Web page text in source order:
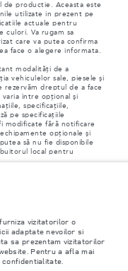
productie. Aceasta este
utilizate in prezent pe
actuale pentru
culori. Va rugam sa
care va putea confirma
face o alegere informata.
modalități de a
vehiculelor sale, piesele și
rezervăm dreptul de a face
varia între opțional și
specificațiile,
pe specificațiile
modificate fără notificare
opționale și
să nu fie disponibile
local pentru
VIN-ul vehiculului,
consumat, iar
despre energie și
vă rugăm să consultați
transmiterii datelor
sfârșitul lunii martie pentru
vizitatorilor o
adaptate nevoilor si
sa prezentam vizitatorilor
Pentru a afla mai